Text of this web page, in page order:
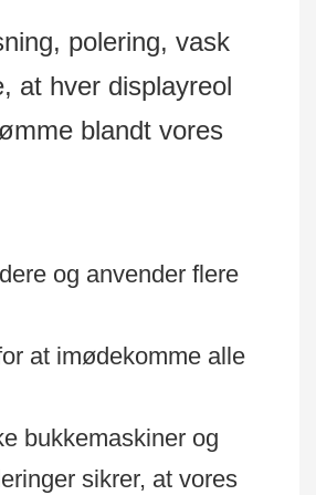
polering, vask
at hver displayreol
blandt vores
og anvender flere
at imødekomme alle
bukkemaskiner og
sikrer, at vores